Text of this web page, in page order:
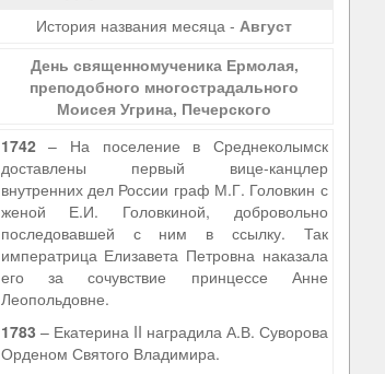
История названия месяца -Август
День священномученика Ермолая,
преподобного многострадального
Моисея Угрина, Печерского
1742– На поселение в Среднеколымск
доставлены первый вице-канцлер
внутренних дел России граф М.Г. Головкин с
женой Е.И. Головкиной, добровольно
последовавшей с ним в ссылку. Так
императрица Елизавета Петровна наказала
его за сочувствие принцессе Анне
Леопольдовне.
1783 – Екатерина II наградила А.В. Суворова
Орденом Святого Владимира.